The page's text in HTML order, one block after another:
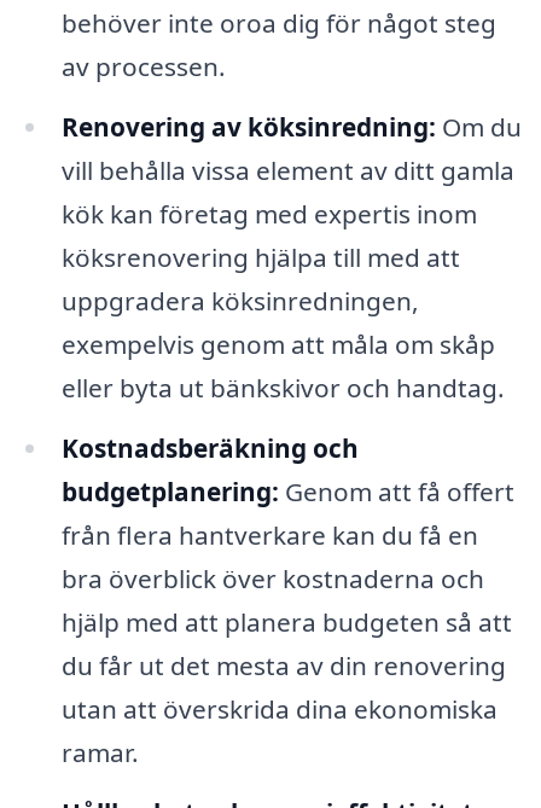
behöver inte oroa dig för något steg
av processen.
Renovering av köksinredning: Om du
vill behålla vissa element av ditt gamla
kök kan företag med expertis inom
köksrenovering hjälpa till med att
uppgradera köksinredningen,
exempelvis genom att måla om skåp
eller byta ut bänkskivor och handtag.
Kostnadsberäkning och
budgetplanering: Genom att få offert
från flera hantverkare kan du få en
bra överblick över kostnaderna och
hjälp med att planera budgeten så att
du får ut det mesta av din renovering
utan att överskrida dina ekonomiska
ramar.